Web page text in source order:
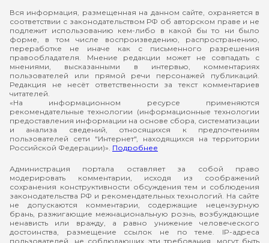
Вся информация, размещенная на данном сайте, охраняется в
соответствии с законодательством РФ об авторском праве и не
подлежит использованию кем-либо в какой бы то ни было
форме, в том числе воспроизведению, распространению,
переработке не иначе как с письменного разрешения
правообладателя. Мнение редакции может не совпадать с
мнениями, высказанными в интервью, комментариях
пользователей или прямой речи персонажей публикаций.
Редакция не несёт ответственности за текст комментариев
читателей.
«На информационном ресурсе применяются
рекомендательные технологии (информационные технологии
предоставления информации на основе сбора, систематизации
и анализа сведений, относящихся к предпочтениям
пользователей сети "Интернет", находящихся на территории
Российской Федерации)». Подробнее
Администрация портала оставляет за собой право
модерировать комментарии, исходя из соображений
сохранения конструктивности обсуждения тем и соблюдения
законодательства РФ и рекомендательных технологий. На сайте
не допускаются комментарии, содержащие нецензурную
брань, разжигающие межнациональную рознь, возбуждающие
ненависть или вражду, а равно унижение человеческого
достоинства, размещение ссылок не по теме. IP-адреса
пользователей, не соблюдающих эти требования, могут быть